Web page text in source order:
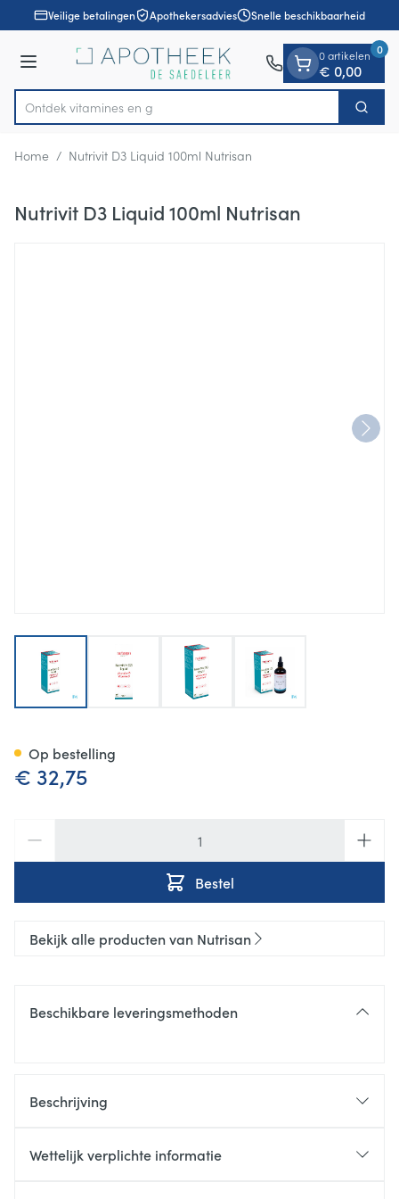
Ga naar de inhoud
1 van 1Veilige betalingen Apothekersadvies Snelle beschikbaarheid
Menu
Product, merk, categorie...
Ontdek vitamines en gezond Zoek
0 artikelen
€ 0,00
0
Home / Nutrivit D3 Liquid 100ml Nutrisan
Nutrivit D3 Liquid 100ml Nutrisan
View larger imageView larger imageView larger image
€ 32,75
Bestel
Op bestelling
Bekijk alle producten van Nutrisan
Beschikbare leveringsmethoden
Beschrijving
Wettelijk verplichte informatie